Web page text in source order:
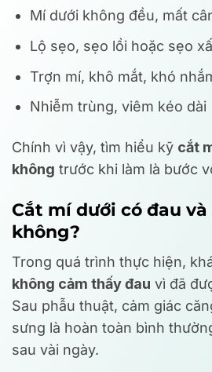
Mí dưới không đều, mất
Lộ sẹo, sẹo lồi hoặc sẹo
Trợn mí, khô mắt, khó
Nhiễm trùng, viêm kéo dài
Chính vì vậy, tìm hiểu kỹ cắt
không trước khi làm là bước
Cắt mí dưới có đau
không?
Trong quá trình thực hiện,
không cảm thấy đau vì đã
Sau phẫu thuật, cảm giác
sưng là hoàn toàn bình
sau vài ngày.